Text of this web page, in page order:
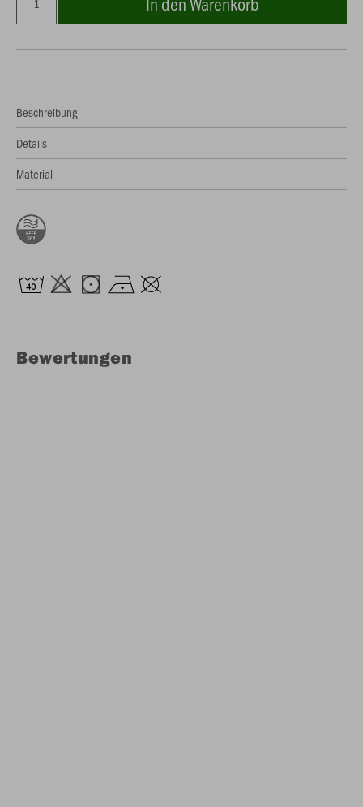
Beschreibung
Details
Material
Bewertungen